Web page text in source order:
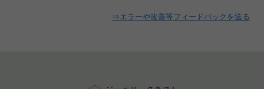
⇒エラーや改善等フィードバックを送る